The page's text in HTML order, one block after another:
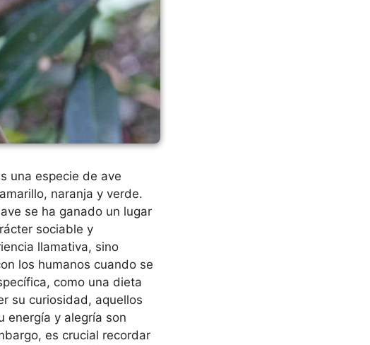
una especie de ave
naranja y verde.
se ha ganado un lugar
sociable y
llamativa, sino
los humanos cuando se
como una dieta
su curiosidad, aquellos
energía y alegría son
es crucial recordar